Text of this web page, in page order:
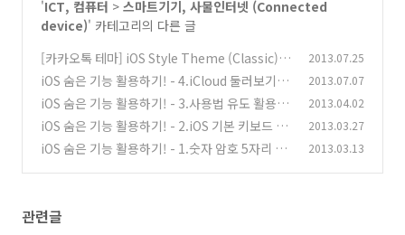
'ICT, 컴퓨터 > 스마트기기, 사물인터넷 (Connected
device)' 카테고리의 다른 글
[카카오톡 테마] iOS Style Theme (Classic)
(1
1)
2013.07.25
iOS 숨은 기능 활용하기! - 4.iCloud 둘러보기/M
ail 가상본 기능 (0)
2013.07.07
iOS 숨은 기능 활용하기! - 3.사용법 유도 활용하
기 (0)
2013.04.02
iOS 숨은 기능 활용하기! - 2.iOS 기본 키보드 활
용하기 (0)
2013.03.27
iOS 숨은 기능 활용하기! - 1.숫자 암호 5자리 이
2013.03.13
관련글